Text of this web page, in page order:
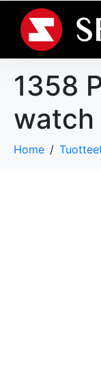
1358
watch
Home